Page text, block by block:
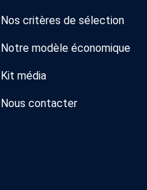
Nos critères de sélection
Notre modèle économique
Kit média
Nous contacter